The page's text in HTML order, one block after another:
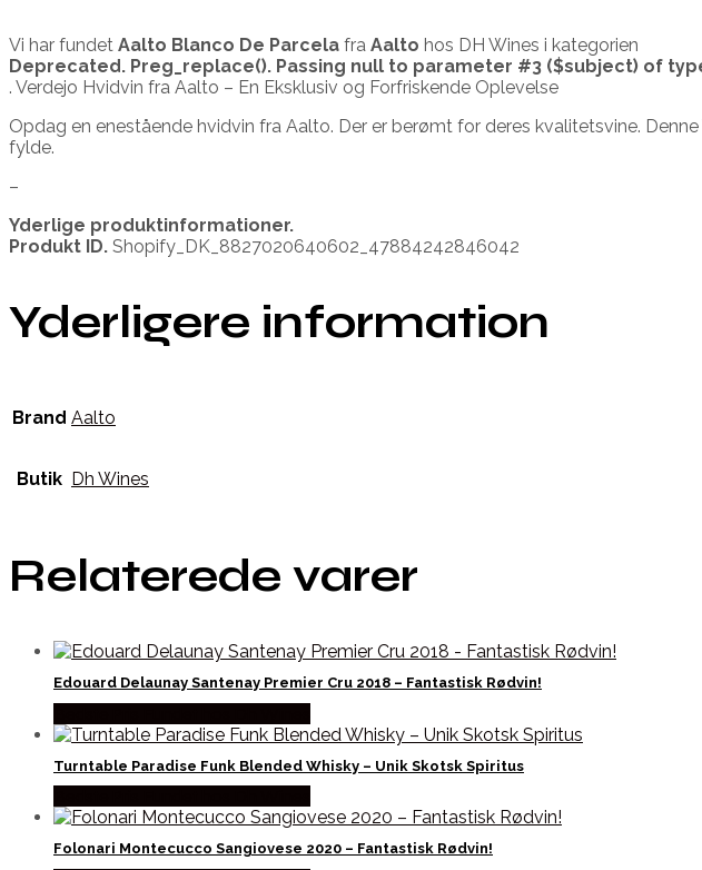
Vi har fundet Aalto Blanco De Parcela fra Aalto hos DH Wines i kategorien
Deprecated. Preg_replace(). Passing null to parameter #3 ($subject) of
. Verdejo Hvidvin fra Aalto – En Eksklusiv og Forfriskende Oplevelse
Opdag en enestående hvidvin fra Aalto. Der er berømt for deres kvalitetsvine.
fylde.
–
Yderlige produktinformationer.
Produkt ID. Shopify_DK_8827020640602_47884242846042
Yderligere information
Brand Aalto
Butik Dh Wines
Relaterede varer
Edouard Delaunay Santenay Premier Cru 2018 – Fantastisk Rødvin!
Turntable Paradise Funk Blended Whisky – Unik Skotsk Spiritus
Folonari Montecucco Sangiovese 2020 – Fantastisk Rødvin!